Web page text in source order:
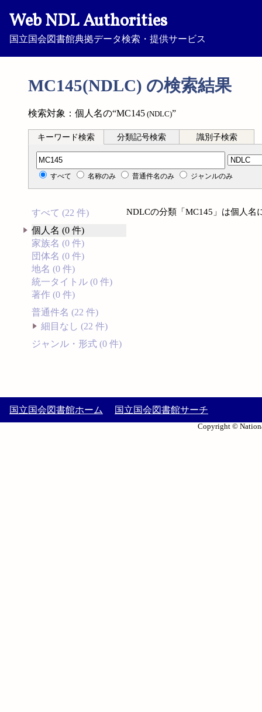
Web NDL Authorities
国立国会図書館典拠データ検索・提供サービス
MC145(NDLC) の検索結果
検索対象：個人名の“MC145 (NDLC)”
キーワード検索 分類記号検索 識別子検索
分類記号検索
すべて 名称のみ 普通件名のみ ジャンルのみ
すべて (22 件)
個人名 (0 件)
家族名 (0 件)
団体名 (0 件)
地名 (0 件)
統一タイトル (0 件)
著作 (0 件)
普通件名 (22 件)
細目なし (22 件)
ジャンル・形式 (0 件)
NDLCの分類「MC145」は個人名
国立国会図書館ホーム 国立国会図書館サーチ
Copyright ©